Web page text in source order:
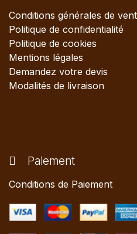
Conditions générales de
Politique de confidentialité
Politique de cookies
Mentions légales
Demandez votre devis
Modalités de livraison
Paiement
Conditions de Paiement